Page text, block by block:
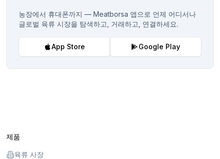
농장에서 휴대폰까지 — Meatborsa 앱으로 언제 어디서나
글로벌 육류 시장을 탐색하고, 거래하고, 연결하세요.
App Store Google Play
제품
육류 사장